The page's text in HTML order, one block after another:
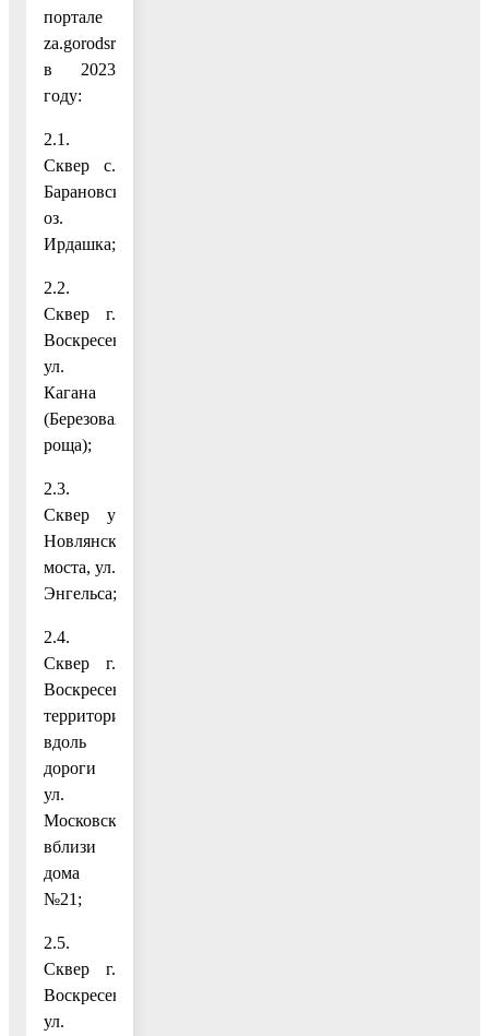
портале
za.gorodsreda.ru
в 2023
году:
2.1.
Сквер с.
Барановское,
оз.
Ирдашка;
2.2.
Сквер г.
Воскресенск,
ул.
Кагана
(Березовая
роща);
2.3.
Сквер у
Новлянского
моста, ул.
Энгельса;
2.4.
Сквер г.
Воскресенск,
территория
вдоль
дороги
ул.
Московская,
вблизи
дома
№21;
2.5.
Сквер г.
Воскресенск,
ул.